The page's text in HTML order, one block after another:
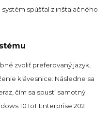
spúšťal z inštalačného
zvoliť preferovaný jazyk,
klávesnice. Následne sa
čím sa spustí samotný
10 IoT Enterprise 2021